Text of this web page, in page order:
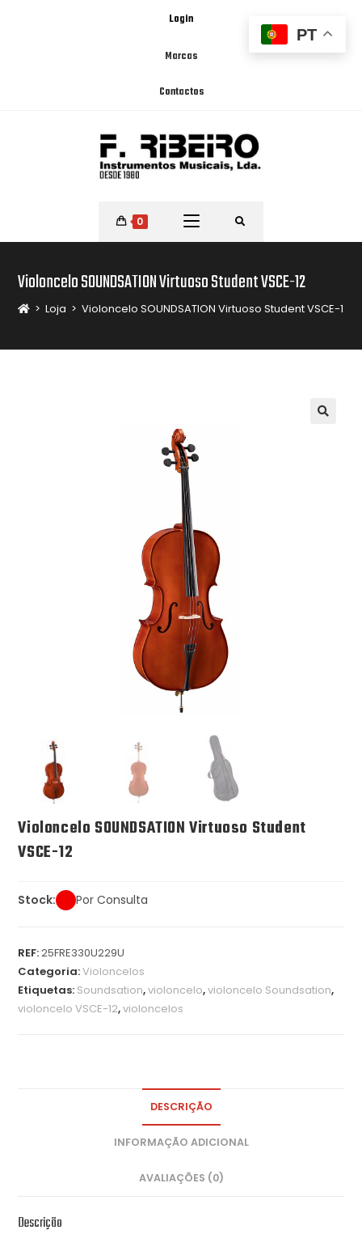
Login
Marcas
Contactos
0
Violoncelo SOUNDSATION Virtuoso Student VSCE-12
> Loja > Violoncelo SOUNDSATION Virtuoso Student VSCE-12
Violoncelo SOUNDSATION Virtuoso Student
VSCE-12
Stock: Por Consulta
REF:25FRE330U229U
Categoria:Violoncelos
Etiquetas: Soundsation,violoncelo,violoncelo Soundsation,
violoncelo VSCE-12,violoncelos
DESCRIÇÃO
INFORMAÇÃO ADICIONAL
AVALIAÇÕES (0)
Descrição
PT